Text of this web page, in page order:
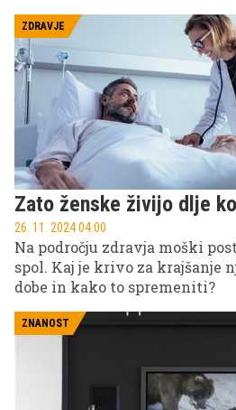
ZDRAVJE
Zato ženske živijo dlje
26. 11. 2024 04.00
Na področju zdravja moški
spol. Kaj je krivo za krajšanje
dobe in kako to spremeniti?
ZNANOST